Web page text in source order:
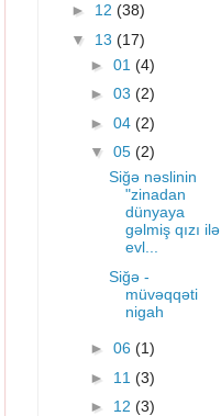
► 12 (38)
▼ 13 (17)
► 01 (4)
► 03 (2)
► 04 (2)
▼ 05 (2)
Siğə nəslinin
"zinadan
dünyaya
gəlmiş qızı ilə
evl...
Siğə -
müvəqqəti
nigah
► 06 (1)
► 11 (3)
► 12 (3)